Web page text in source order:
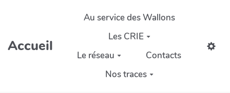
Aller au contenu principal
Accueil
Au service des Wallons
Les CRIE
Le réseau
Contacts
Nos traces